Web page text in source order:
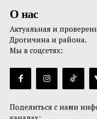
О нас
Актуальная и
Дрогичина и района.
Мы в соцсетях:
Поделиться с нами